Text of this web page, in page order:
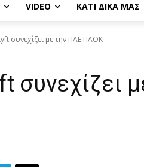
VIDEO ΚΑΤΙ ΔΙΚΑ ΜΑΣ
συνεχίζει με την ΠΑΕ ΠΑΟΚ
συνεχίζει